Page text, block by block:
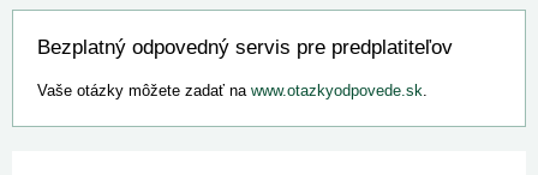
Bezplatný odpovedný servis pre predplatiteľov
Vaše otázky môžete zadať na www.otazkyodpovede.sk.